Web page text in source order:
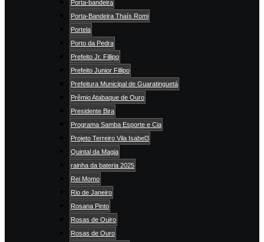
Porta-bandeira
Porta-Bandeira Thaís Romi
Portela
Porto da Pedra
Prefeito Jr. Fillipo
Prefeito Junior Fillipo
Prefeitura Municipal de Guaratinguetá
Prêmio Atabaque de Ouro
Presidente Bira
Programa Samba Esporte e Cia
Projeto Terreiro Vila Isabel3
Quintal da Magia
rainha da bateria 2025
Rei Momo
Rio de Janeiro
Rosana Pinto
Rosas de Ouiro
Rosas de Ouro